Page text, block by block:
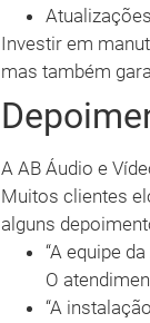
Investir em
mas também
A AB Áudio e
Muitos clientes
alguns
“A equipe
O
“A